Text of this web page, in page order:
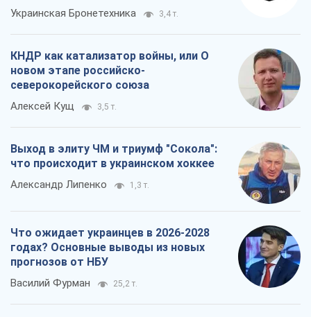
Украинская Бронетехника 3,4 т.
КНДР как катализатор войны, или О
новом этапе российско-
северокорейского союза
Алексей Кущ 3,5 т.
Выход в элиту ЧМ и триумф "Сокола":
что происходит в украинском хоккее
Александр Липенко 1,3 т.
Что ожидает украинцев в 2026-2028
годах? Основные выводы из новых
прогнозов от НБУ
Василий Фурман 25,2 т.